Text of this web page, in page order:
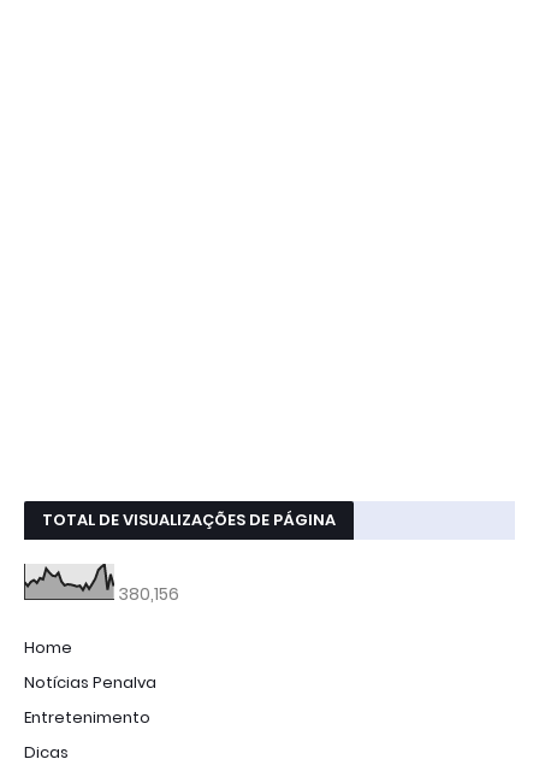
TOTAL DE VISUALIZAÇÕES DE PÁGINA
380,156
Home
Notícias Penalva
Entretenimento
Dicas